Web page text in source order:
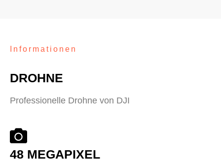
Informationen
DROHNE
Professionelle Drohne von DJI
48 MEGAPIXEL